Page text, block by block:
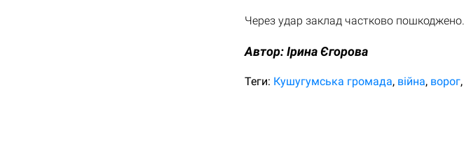
Через удар заклад частково пошкоджено.
Автор:Ірина Єгорова
Теги: Кушугумська громада війна ворог